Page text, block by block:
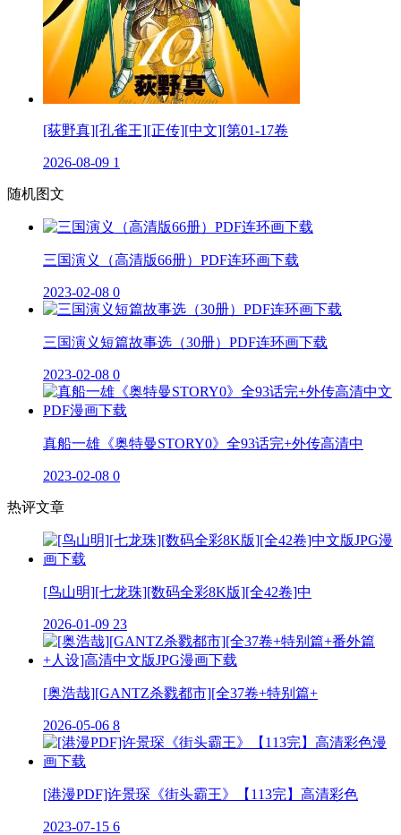
[荻野真][孔雀王][正传][中文][第01-17卷
2026-08-09 1
随机图文
三国演义（高清版66册）PDF连环画下载
2023-02-08 0
三国演义短篇故事选（30册）PDF连环画下载
2023-02-08 0
真船一雄《奥特曼STORY0》全93话完+外传高清中
2023-02-08 0
热评文章
[鸟山明][七龙珠][数码全彩8K版][全42卷]中
2026-01-09 23
[奥浩哉][GANTZ杀戮都市][全37卷+特别篇+
2026-05-06 8
[港漫PDF]许景琛《街头霸王》【113完】高清彩色
2023-07-15 6